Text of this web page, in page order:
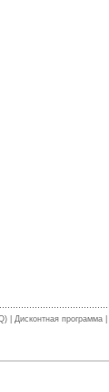
Дисконтная программа